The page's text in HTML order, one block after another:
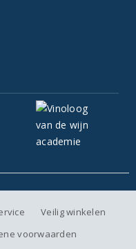
Veilig winkelen
voorwaarden